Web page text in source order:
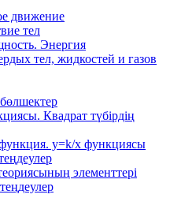
движение
тел
Энергия
тел, жидкостей и газов
Квадрат түбірдің
у=k/x функциясы
элементтері